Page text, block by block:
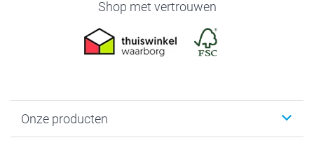
Shop met vertrouwen
Onze producten